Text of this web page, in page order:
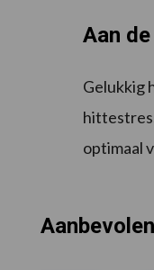
Aan
Gelukkig
optimaal